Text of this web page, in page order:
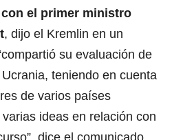
el primer ministro
, dijo el Kremlin en un
su evaluación de
teniendo en cuenta
de varios países
ideas en relación con
dice el comunicado.